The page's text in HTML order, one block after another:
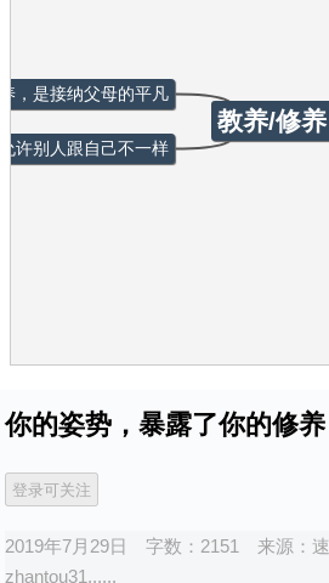
教养/修养
，是接纳父母的平凡
许别人跟自己不一样
你的姿势，暴露了你的修养
2019年7月29日 字数：2151 来源：
zhantou31......